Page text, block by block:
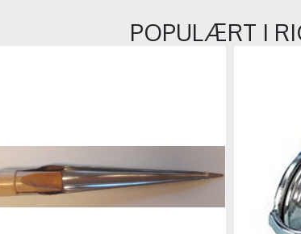
POPULÆRT I